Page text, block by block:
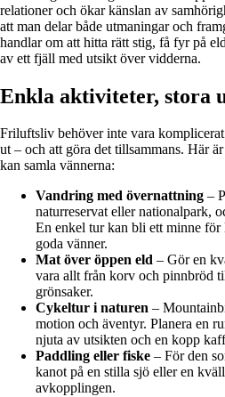
relationer och ökar känslan av
att man delar både utmaningar och
handlar om att hitta rätt stig, få fyr på
av ett fjäll med utsikt över vidderna.
Enkla aktiviteter, stora
Friluftsliv behöver inte vara
ut – och att göra det tillsammans. Här
kan samla vännerna:
Vandring med övernattning –
naturreservat eller nationalpark,
En enkel tur kan bli ett minne för
goda vänner.
Mat över öppen eld – Gör en
vara allt från korv och pinnbröd
grönsaker.
Cykeltur i naturen –
motion och äventyr. Planera en
njuta av utsikten och en kopp
Paddling eller fiske – För den
kanot på en stilla sjö eller en
avkopplingen.